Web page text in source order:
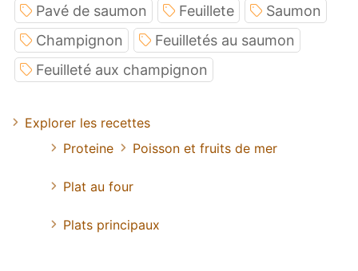
Pavé de saumon Feuillete
Saumon
Champignon
Feuilletés au saumon
Feuilleté aux champignon
Explorer les recettes
Proteine
Poisson et fruits de mer
Plat au four
Plats principaux